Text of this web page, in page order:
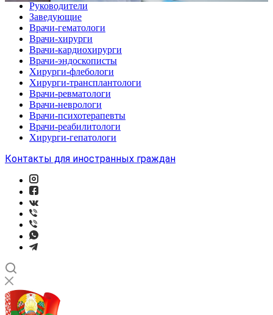
Руководители
Заведующие
Врачи-гематологи
Врачи-хирурги
Врачи-кардиохирурги
Врачи-эндоскописты
Хирурги-флебологи
Хирурги-трансплантологи
Врачи-ревматологи
Врачи-неврологи
Врачи-психотерапевты
Врачи-реабилитологи
Хирурги-гепатологи
Контакты для иностранных граждан